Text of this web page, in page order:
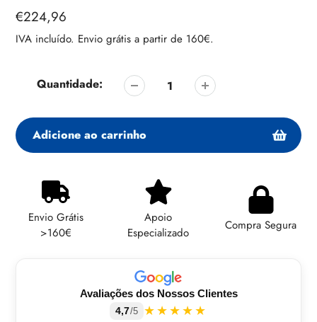
Preço
regular
€224,96
IVA incluído. Envio grátis a partir de 160€.
Quantidade:
Adicione ao carrinho
seu
carrinho
Envio Grátis
>160€
Apoio
Especializado
Compra Segura
Avaliações dos Nossos Clientes
4,7/5 ★★★★★